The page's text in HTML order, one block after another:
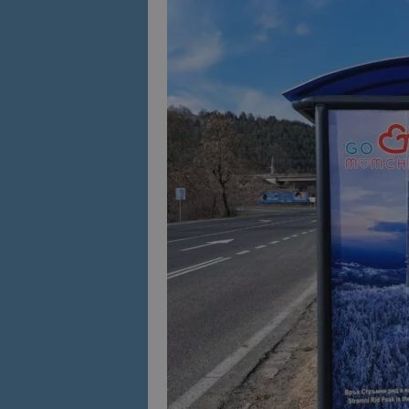
is_visitor_unique
is_unique
_ga_WXPDN4HSCV
_ga_FK650GXHRZ